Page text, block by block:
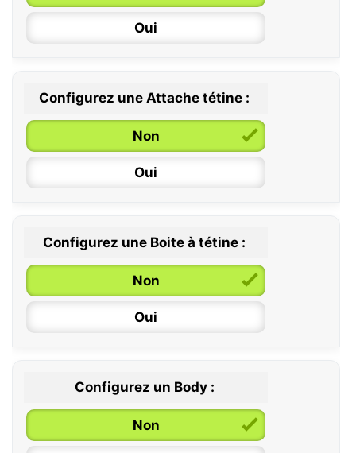
Oui
0 / 6 mois
6 / 36 mois
Configurez une Attache tétine :
Non
Oui
Configurez une Boite à tétine :
Non
Oui
Configurez un Body :
Non